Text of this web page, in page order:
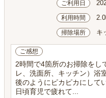
ご利用日
利用時間
掃除場所 キ
ご感想
2時間で4箇所のお掃除をし
レ、洗面所、キッチン）浴
後のようにピカピカにして
日頃育児で疲れて...